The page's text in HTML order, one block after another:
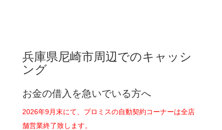
兵庫県尼崎市周辺でのキャッシ
ング
お金の借入を急いでいる方へ
2026年9月末にて、プロミスの自動契約コーナーは全店
舗営業終了致します。